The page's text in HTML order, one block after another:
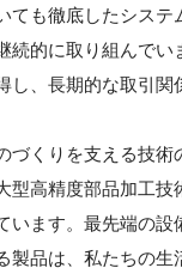
ても徹底したシステ
続的に取り組んでい
し、長期的な取引関
づくりを支える技術
型高精度部品加工技
います。最先端の設
製品は、私たちの生